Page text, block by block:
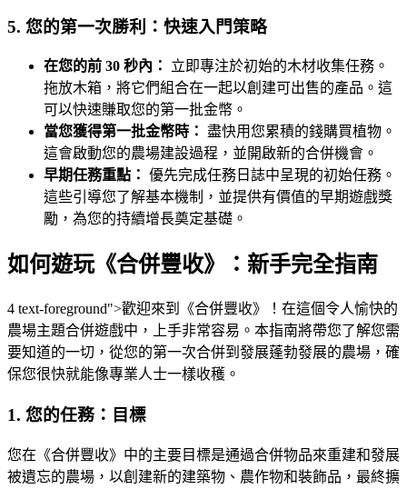
5. 您的第一次勝利：快速入門策略
在您的前 30 秒內：
立即專注於初始的木材收集任務。
拖放木箱，將它們組合在一起以創建可出售的產品。這
可以快速賺取您的第一批金幣。
當您獲得第一批金幣時： 盡快用您累積的錢購買植物。
這會啟動您的農場建設過程，並開啟新的合併機會。
早期任務重點： 優先完成任務日誌中呈現的初始任務。
這些引導您了解基本機制，並提供有價值的早期遊戲獎
勵，為您的持續增長奠定基礎。
如何遊玩《合併豐收》：新手完全指南
4 text-foreground">歡迎來到《合併豐收》！在這個令人愉快的
農場主題合併遊戲中，上手非常容易。本指南將帶您了解您需
要知道的一切，從您的第一次合併到發展蓬勃發展的農場，確
保您很快就能像專業人士一樣收穫。
1. 您的任務：目標
您在《合併豐收》中的主要目標是通過合併物品來重建和發展
被遺忘的農場，以創建新的建築物、農作物和裝飾品，最終擴